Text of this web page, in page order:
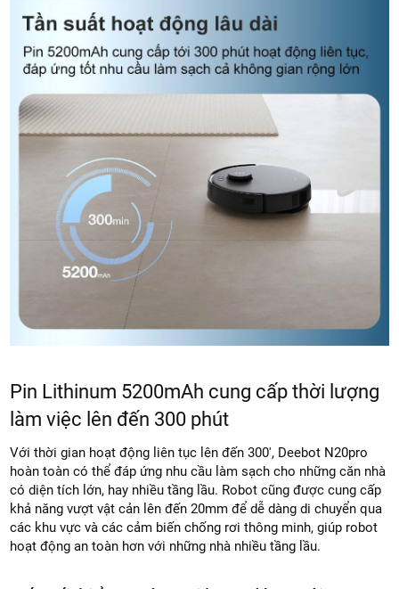
Pin Lithinum 5200mAh cung cấp thời lượng
làm việc lên đến 300 phút
Với thời gian hoạt động liên tục lên đến 300′, Deebot N20pro
hoàn toàn có thể đáp ứng nhu cầu làm sạch cho những căn nhà
có diện tích lớn, hay nhiều tầng lầu. Robot cũng được cung cấp
khả năng vượt vật cản lên đến 20mm để dễ dàng di chuyển qua
các khu vực và các cảm biến chống rơi thông minh, giúp robot
hoạt động an toàn hơn với những nhà nhiều tầng lầu.